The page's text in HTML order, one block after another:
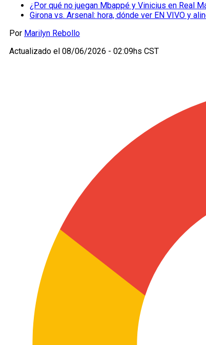
¿Por qué no juegan Mbappé y Vinicius en Real
Girona vs. Arsenal: hora, dónde ver EN VIVO y
Por Marilyn Rebollo
Actualizado el 08/06/2026 - 02:09hs CST